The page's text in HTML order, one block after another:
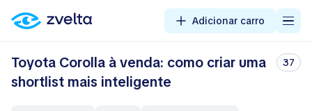
Adicionar carro
Toyota Corolla à venda: como criar uma
shortlist mais inteligente
37